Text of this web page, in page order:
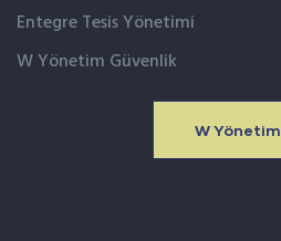
Entegre Tesis Yönetimi
W Yönetim Güvenlik
W Yönetim